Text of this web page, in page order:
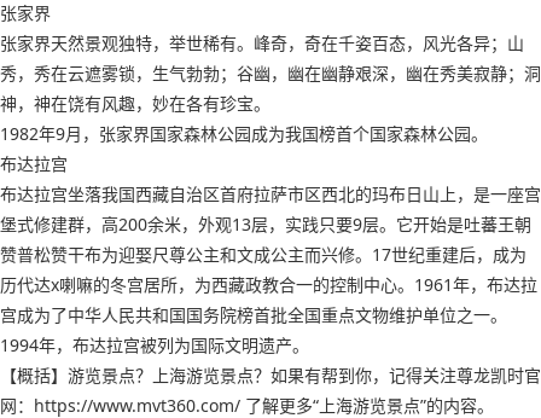
张家界
张家界天然景观独特，举世稀有。峰奇，奇在千姿百态，风光各异；山
秀，秀在云遮雾锁，生气勃勃；谷幽，幽在幽静艰深，幽在秀美寂静；洞
神，神在饶有风趣，妙在各有珍宝。
1982年9月，张家界国家森林公园成为我国榜首个国家森林公园。
布达拉宫
布达拉宫坐落我国西藏自治区首府拉萨市区西北的玛布日山上，是一座宫
堡式修建群，高200余米，外观13层，实践只要9层。它开始是吐蕃王朝
赞普松赞干布为迎娶尺尊公主和文成公主而兴修。17世纪重建后，成为
历代达x喇嘛的冬宫居所，为西藏政教合一的控制中心。1961年，布达拉
宫成为了中华人民共和国国务院榜首批全国重点文物维护单位之一。
1994年，布达拉宫被列为国际文明遗产。
【概括】游览景点？上海游览景点？如果有帮到你，记得关注尊龙凯时官
网：https://www.mvt360.com/ 了解更多“上海游览景点”的内容。